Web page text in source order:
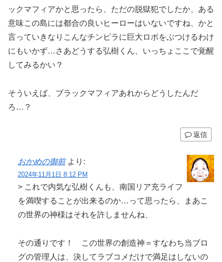
ックマフィアかと思ったら、ただの脱獄犯でしたか、ある
意味この島には都合の良いヒーローはいないですね、かと
言っていきなりこんなチンピラに巨大ロボをぶつけるわけ
にもいかず…さあどうする弘樹くん、いっちょここで覚醒
してみるかい？
そういえば、ブラックマフィアあれからどうしたんだ
ろ…？
返信
おかめの御前 より:
2024年11月1日 8:12 PM
> これで内気な弘樹くんも、南国リア充ライフ
を満喫することが出来るのか…って思ったら、まあこ
の世界の神様はそれを許しませんね、
その通りです！ この世界の創造神＝すなわち当ブロ
グの管理人は、決してラブコメだけで満足はしないの